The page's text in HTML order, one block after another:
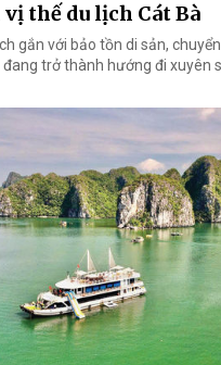
thế du lịch Cát Bà
gắn với bảo tồn di sản,
đang trở thành hướng đi xuyên